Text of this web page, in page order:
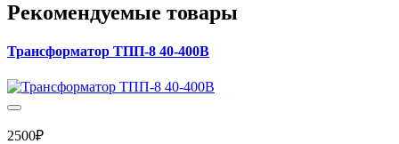
Рекомендуемые товары
Трансформатор ТПП-8 40-400В
2500₽